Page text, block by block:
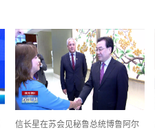
信长星在苏会见秘鲁总统博鲁阿尔